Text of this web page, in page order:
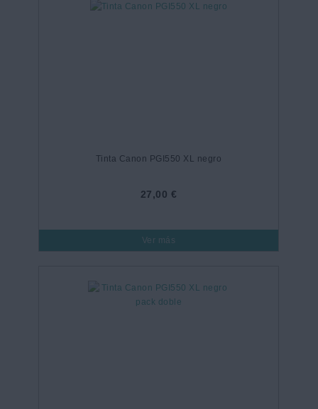
Tinta Canon PGI550 XL negro
27,00 €
Ver más